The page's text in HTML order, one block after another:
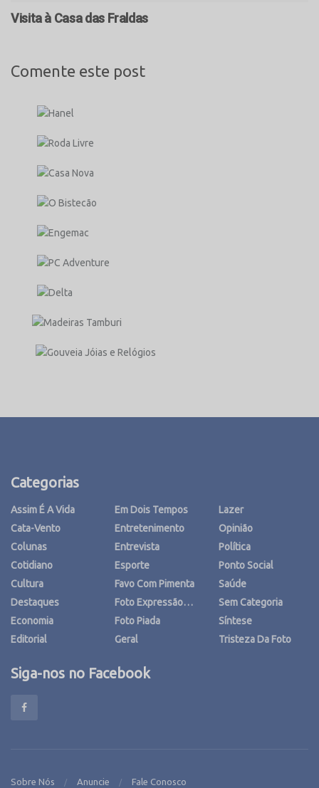
Visita à Casa das Fraldas
Comente este post
Categorias
Assim É A Vida
Cata-Vento
Colunas
Cotidiano
Cultura
Destaques
Economia
Editorial
Em Dois Tempos
Entretenimento
Entrevista
Esporte
Favo Com Pimenta
Foto Expressão…
Foto Piada
Geral
Lazer
Opinião
Política
Ponto Social
Saúde
Sem Categoria
Síntese
Tristeza Da Foto
Siga-nos no Facebook
Sobre Nós Anuncie Fale Conosco